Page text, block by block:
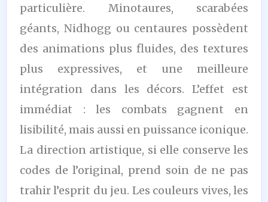
particulière. Minotaures, scarabées
géants, Nidhogg ou centaures possèdent
des animations plus fluides, des textures
plus expressives, et une meilleure
intégration dans les décors. L’effet est
immédiat : les combats gagnent en
lisibilité, mais aussi en puissance iconique.
La direction artistique, si elle conserve les
codes de l’original, prend soin de ne pas
trahir l’esprit du jeu. Les couleurs vives, les